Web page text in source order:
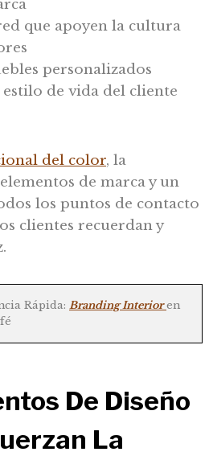
que apoyen la cultura
personalizados
de vida del cliente
del color, la
de marca y un
los puntos de contacto
clientes recuerdan y
Rápida: Branding Interior en
De Diseño
La